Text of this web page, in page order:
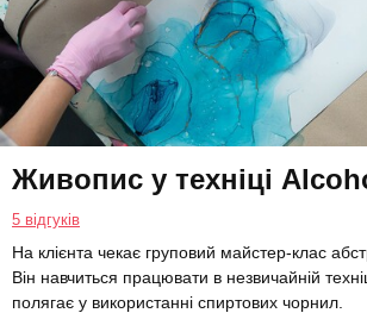
Живопис у техніці
5 відгуків
На клієнта чекає груповий майстер-клас
Він навчиться працювати в незвичайній
полягає у використанні спиртових чорнил.